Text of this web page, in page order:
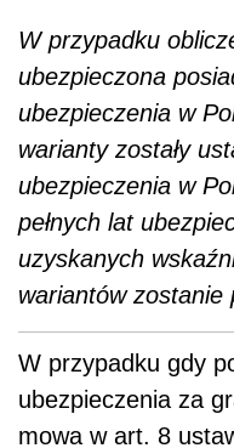
W przypadku
ubezpieczona
ubezpieczenia w
warianty zostały
ubezpieczenia w
pełnych lat
uzyskanych
wariantów zostanie
W przypadku gdy
ubezpieczenia za
mowa w art. 8